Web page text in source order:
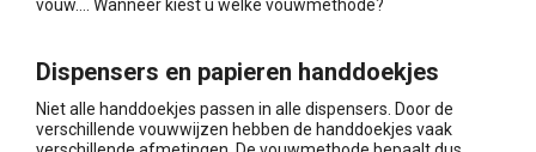
vouw…. Wanneer kiest u welke vouwmethode?
Dispensers en papieren handdoekjes
Niet alle handdoekjes passen in alle dispensers. Door de
verschillende vouwwijzen hebben de handdoekjes vaak